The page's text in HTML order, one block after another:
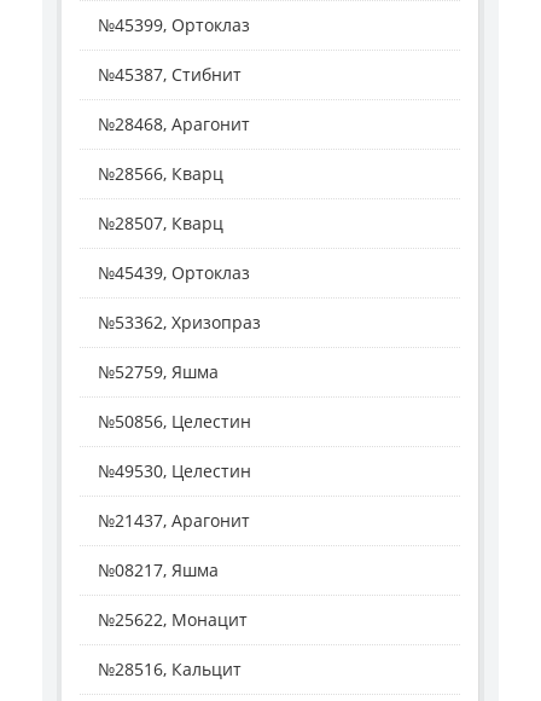
№45399, Ортоклаз
№45387, Стибнит
№28468, Арагонит
№28566, Кварц
№28507, Кварц
№45439, Ортоклаз
№53362, Хризопраз
№52759, Яшма
№50856, Целестин
№49530, Целестин
№21437, Арагонит
№08217, Яшма
№25622, Монацит
№28516, Кальцит